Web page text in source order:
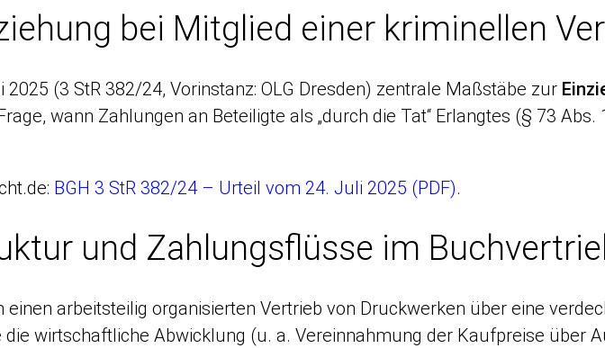
bei Mitglied einer kriminellen
(3 StR 382/24, Vorinstanz: OLG Dresden) zentrale Maßstäbe zur
wann Zahlungen an Beteiligte als „durch die Tat“ Erlangtes (§ 73
BGH 3 StR 382/24 – Urteil vom 24. Juli 2025 (PDF).
und Zahlungsflüsse im
arbeitsteilig organisierten Vertrieb von Druckwerken über eine
wirtschaftliche Abwicklung (u. a. Vereinnahmung der Kaufpreise